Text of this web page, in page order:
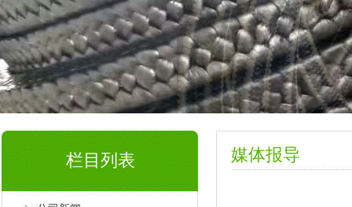
栏目列表 媒体报导